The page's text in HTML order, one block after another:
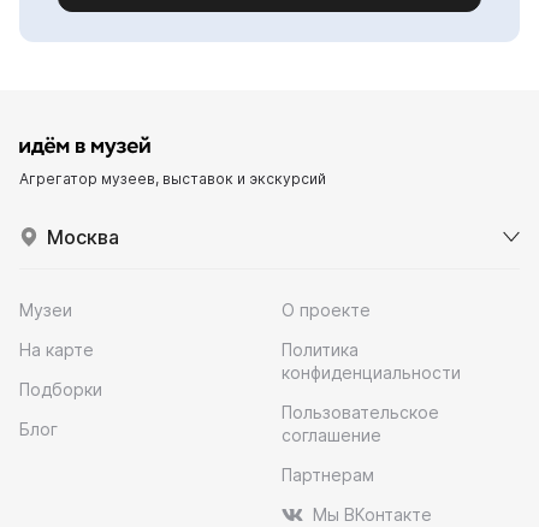
Агрегатор музеев, выставок и экскурсий
Москва
Музеи
На карте
Подборки
Блог
О проекте
Политика
конфиденциальности
Пользовательское
соглашение
Партнерам
Мы ВКонтакте